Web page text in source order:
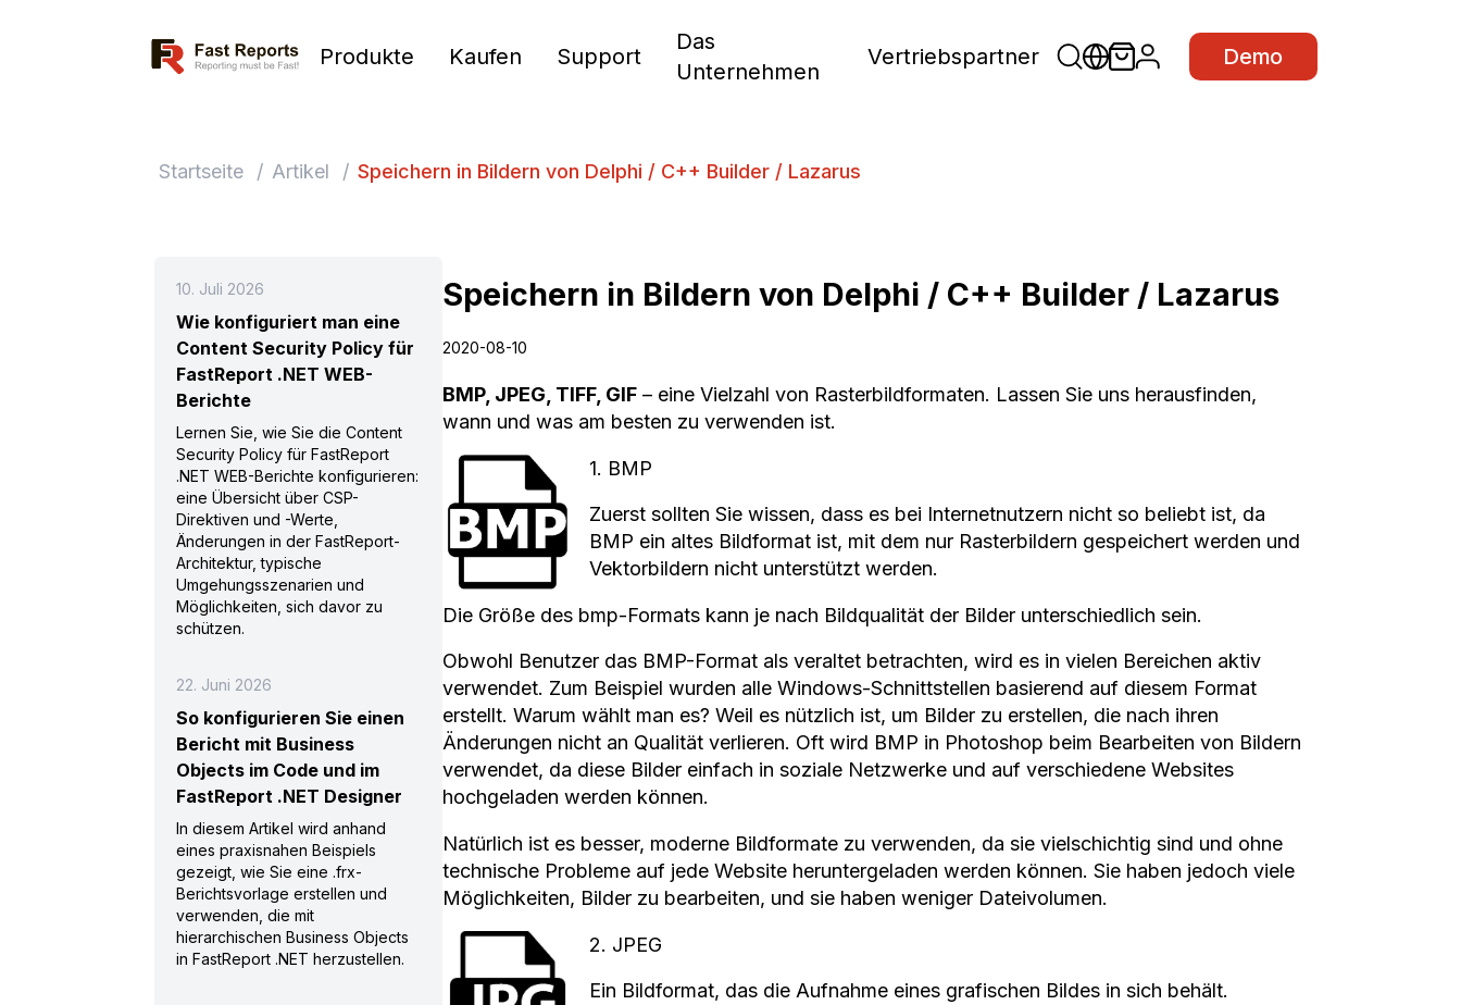
Fast Reports Produkte Kaufen Support
Das
Unternehmen
Vertriebspartner Demo
Startseite / Artikel / Speichern in Bildern von Delphi / C++ Builder / Lazarus
Speichern in Bildern von Delphi / C++ Builder / Lazarus
2020-08-10
BMP, JPEG, TIFF, GIF – eine Vielzahl von Rasterbildformaten. Lassen Sie uns herausfinden,
wann und was am besten zu verwenden ist.
1. BMP
Zuerst sollten Sie wissen, dass es bei Internetnutzern nicht so beliebt ist, da
BMP ein altes Bildformat ist, mit dem nur Rasterbildern gespeichert werden und
Vektorbildern nicht unterstützt werden.
Die Größe des bmp-Formats kann je nach Bildqualität der Bilder unterschiedlich sein.
Obwohl Benutzer das BMP-Format als veraltet betrachten, wird es in vielen Bereichen aktiv
verwendet. Zum Beispiel wurden alle Windows-Schnittstellen basierend auf diesem Format
erstellt. Warum wählt man es? Weil es nützlich ist, um Bilder zu erstellen, die nach ihren
Änderungen nicht an Qualität verlieren. Oft wird BMP in Photoshop beim Bearbeiten von Bildern
verwendet, da diese Bilder einfach in soziale Netzwerke und auf verschiedene Websites
hochgeladen werden können.
Natürlich ist es besser, moderne Bildformate zu verwenden, da sie vielschichtig sind und ohne
technische Probleme auf jede Website heruntergeladen werden können. Sie haben jedoch viele
Möglichkeiten, Bilder zu bearbeiten, und sie haben weniger Dateivolumen.
2. JPEG
Ein Bildformat, das die Aufnahme eines grafischen Bildes in sich behält.
10. Juli 2026
Wie konfiguriert man eine
Content Security Policy für
FastReport .NET WEB-
Berichte
Lernen Sie, wie Sie die Content
Security Policy für FastReport
.NET WEB-Berichte konfigurieren:
eine Übersicht über CSP-
Direktiven und -Werte,
Änderungen in der FastReport-
Architektur, typische
Umgehungsszenarien und
Möglichkeiten, sich davor zu
schützen.
22. Juni 2026
So konfigurieren Sie einen
Bericht mit Business
Objects im Code und im
FastReport .NET Designer
In diesem Artikel wird anhand
eines praxisnahen Beispiels
gezeigt, wie Sie eine .frx-
Berichtsvorlage erstellen und
verwenden, die mit
hierarchischen Business Objects
in FastReport .NET herzustellen.